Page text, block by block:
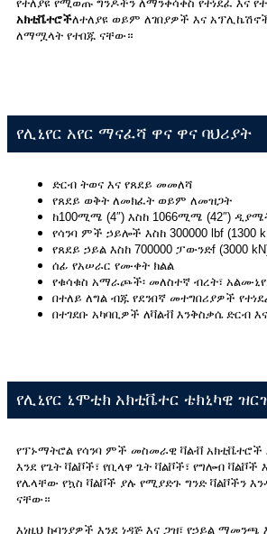
የተለያዩ የሚወጡ ግንዶችን ለማንቀሳቀስ የተነደፈ እና
አክቲቬተሮችለተለያዩ ወይም ለገበያዎች እና
ለማሟላት የተበጁ ናቸው።
የሊኒየር አየር ማናፈሻ ዋና ዋና ባህሪያት
ድርብ ትወና እና የጸደይ መመለሻ
የጸደይ ወቅት ለመክፈት ወይም ለመዝጋት
ከ100ሚሜ (4″) እስከ 1066ሚሜ (42″)
የሳንባ ምች ኃይሎች እስከ 300000 lbf (1300
የጸደይ ኃይል እስከ 700000 ፓውንድf (3000
ሰፊ የአሠራር የሙቀት ክልል
የቁሳቁስ አማራጮች፡ መለስተኛ ብረት፣
በተለይ ለግል ብጁ የደንበኛ መተግበሪያዎች
በተገደቡ አካባቢዎች ለቫልቭ እንቅስቃሴ ድርብ
የሊኒየር ኒሞቲክ አክቲቬተር ቴክኒካዊ
የፕኑማትሮል የሳንባ ምች መስመራዊ ቫልቭ አክቲቬተሮች
እንደ የጌት ቫልቮች፣ የቢላዋ ጌት ቫልቮች፣ የግሎብ
የሌላቸው የኳስ ቫልቮች ያሉ የሚያድጉ ግንድ ቫልቮችን
ናቸው።
እነዚህ ኩባንያዎች እንደ ነዳጅ እና ጋዝ፣ የኃይል